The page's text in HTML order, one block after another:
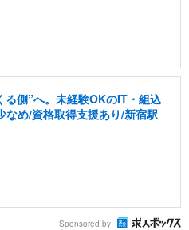
側”へ。未経験OKのIT・組込
なめ/資格取得支援あり/新宿駅
Sponsored by